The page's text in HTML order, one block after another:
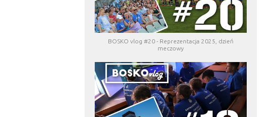
BOSKO vlog #20 - Reprezentacja 2025, dzień
meczowy